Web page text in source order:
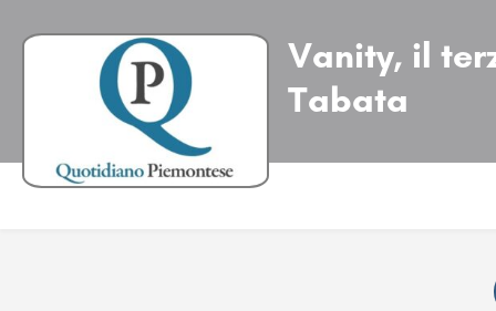
Vanity, il
Tabata